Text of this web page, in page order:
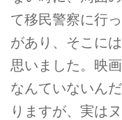
て移民警察に行
があり、そこに
思いました。映
なんていないん
りますが、実は